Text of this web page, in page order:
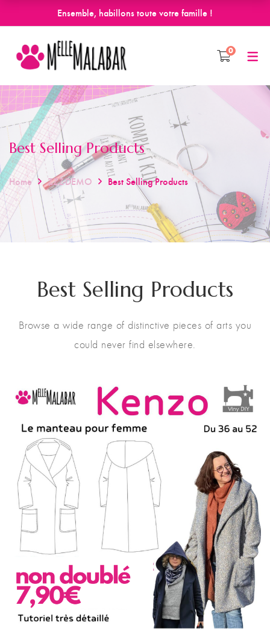
Ensemble, habillons toute votre famille !
0
Best Selling Products
Home ZZZ-DEMO Best Selling Products
Best Selling Products
Browse a wide range of distinctive pieces of arts you
could never find elsewhere.